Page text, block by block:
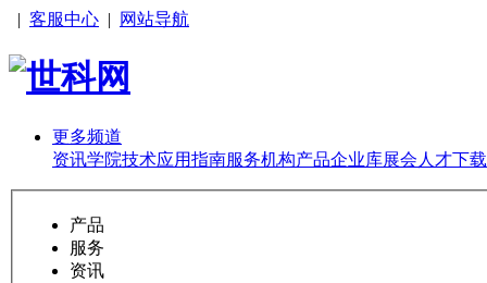
| 客服中心 | 网站导航
更多频道
资讯学院技术应用指南服务机构产品企业库展会 人才下载
产品
服务
资讯